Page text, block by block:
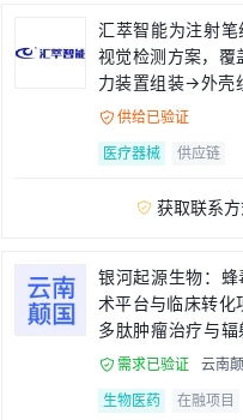
汇萃智能为注射
视觉检测方案，
力装置组装→外壳
流程
 供给已验证
医疗器械
供应链
 获取联系
银河起源生物：
术平台与临床转化项目 ——聚
多肽肿瘤治疗与
者
 需求已验证
云南
生物医药
在融项目